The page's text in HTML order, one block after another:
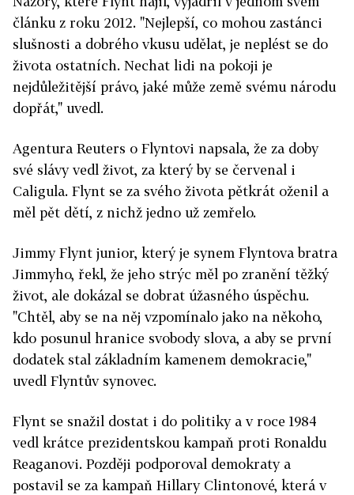
článku z roku 2012. "Nejlepší, co mohou zastánci
slušnosti a dobrého vkusu udělat, je neplést se do
života ostatních. Nechat lidi na pokoji je
nejdůležitější právo, jaké může země svému národu
dopřát," uvedl.
Agentura Reuters o Flyntovi napsala, že za doby
své slávy vedl život, za který by se červenal i
Caligula. Flynt se za svého života pětkrát oženil a
měl pět dětí, z nichž jedno už zemřelo.
Jimmy Flynt junior, který je synem Flyntova bratra
Jimmyho, řekl, že jeho strýc měl po zranění těžký
život, ale dokázal se dobrat úžasného úspěchu.
"Chtěl, aby se na něj vzpomínalo jako na někoho,
kdo posunul hranice svobody slova, a aby se první
dodatek stal základním kamenem demokracie,"
uvedl Flyntův synovec.
Flynt se snažil dostat i do politiky a v roce 1984
vedl krátce prezidentskou kampaň proti Ronaldu
Reaganovi. Později podporoval demokraty a
postavil se za kampaň Hillary Clintonové, která v